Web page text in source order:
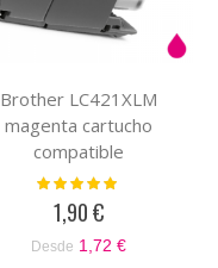
Brother LC421XLM
magenta cartucho
compatible
Valoración:
1,90 €
Desde 1,72 €